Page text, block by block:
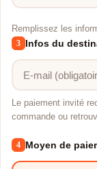
Remplissez les
3 Infos du
Le paiement invité
commande ou
4 Moyen de